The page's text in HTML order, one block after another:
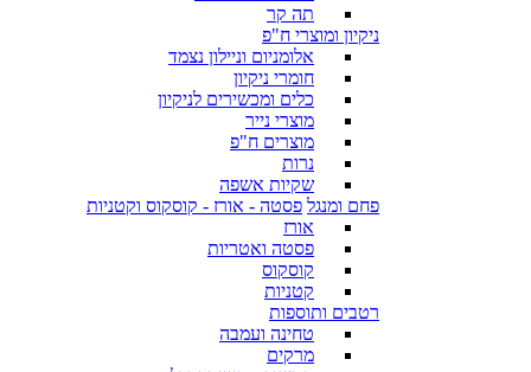
תה קר
ניקיון ומוצרי ח"פ
אלומניום וניילון נצמד
חומרי ניקיון
כלים ומכשירים לניקיון
מוצרי נייר
מוצרים ח"פ
נרות
שקיות אשפה
פחם ומנגל פסטה - אורז - קוסקוס וקטניות
אורז
פסטה ואטריות
קוסקוס
קטניות
רטבים ותוספות
טחינה ועמבה
מרקים